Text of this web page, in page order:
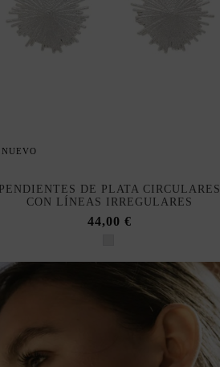
NUEVO
PENDIENTES DE PLATA CIRCULARES
CON LÍNEAS IRREGULARES
44,00 €